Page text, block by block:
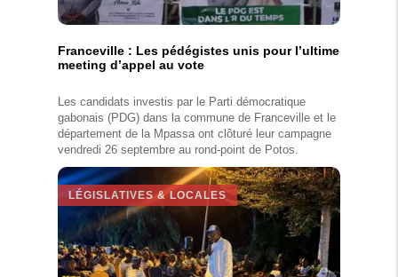
Franceville : Les pédégistes unis pour l’ultime
meeting d’appel au vote
Les candidats investis par le Parti démocratique
gabonais (PDG) dans la commune de Franceville et le
département de la Mpassa ont clôturé leur campagne
vendredi 26 septembre au rond-point de Potos.
LÉGISLATIVES & LOCALES